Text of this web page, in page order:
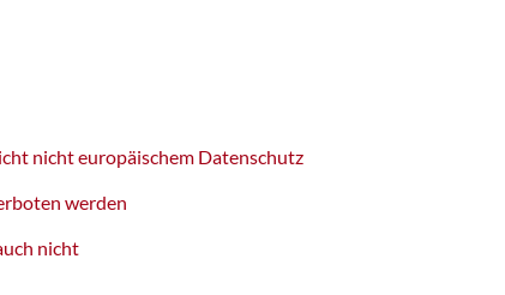
nicht europäischem Datenschutz
werden
nicht